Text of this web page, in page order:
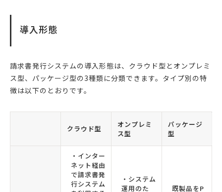
導入形態
請求書発行システムの導入形態は、クラウド型とオンプレミ
ス型、パッケージ型の3種類に分類できます。タイプ別の特
徴は以下のとおりです。
クラウド型
オンプレミ
ス型
パッケージ
型
・インター
ネット経由
で請求書発
行システム
・システム
運用のた
既製品をP